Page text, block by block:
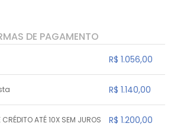
DE PAGAMENTO
R$ 1.056,00
R$ 1.140,00
ATÉ 10X SEM JUROS R$ 1.200,00